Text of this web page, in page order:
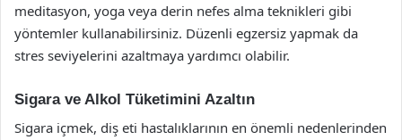
meditasyon, yoga veya derin nefes alma teknikleri gibi
yöntemler kullanabilirsiniz. Düzenli egzersiz yapmak da
stres seviyelerini azaltmaya yardımcı olabilir.
Sigara ve Alkol Tüketimini Azaltın
Sigara içmek, diş eti hastalıklarının en önemli nedenlerinden